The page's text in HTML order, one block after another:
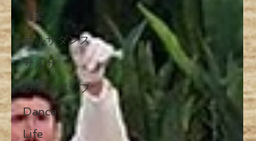
音楽
サルサダンス
サルサ
ラテンポップ
Dance
Life